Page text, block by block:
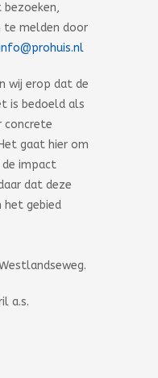
te melden door
wij erop dat de
is bedoeld als
concrete
gaat hier om
impact
dat deze
het gebied
a.s.